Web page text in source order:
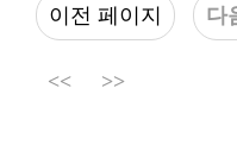
이전 페이지 다
<< >>